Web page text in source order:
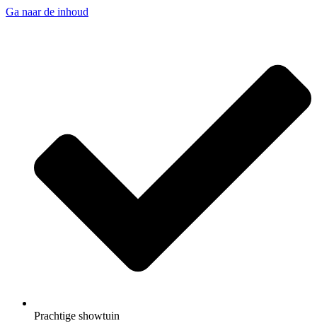
Ga naar de inhoud
Prachtige showtuin